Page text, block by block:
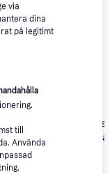
4.1
Wacom Intuos
Bluetooth
via
dina
på legitimt
till
Använda